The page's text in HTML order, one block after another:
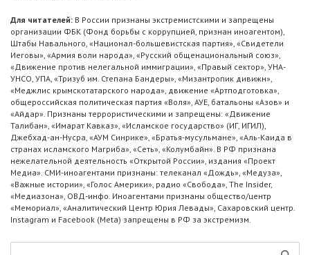
Для читателей: В России признаны экстремистскими и запрещены
организации ФБК (Фонд борьбы с коррупцией, признан иноагентом),
Штабы Навального, «Национал-большевистская партия», «Свидетели
Иеговы», «Армия воли народа», «Русский общенациональный союз»,
«Движение против нелегальной иммиграции», «Правый сектор», УНА-
УНСО, УПА, «Тризуб им. Степана Бандеры», «Мизантропик дивижн»,
«Меджлис крымскотатарского народа», движение «Артподготовка»,
общероссийская политическая партия «Воля», АУЕ, батальоны «Азов» и
«Айдар». Признаны террористическими и запрещены: «Движение
Талибан», «Имарат Кавказ», «Исламское государство» (ИГ, ИГИЛ),
Джебхад-ан-Нусра, «АУМ Синрике», «Братья-мусульмане», «Аль-Каида в
странах исламского Магриба», «Сеть», «Колумбайн». В РФ признана
нежелательной деятельность «Открытой России», издания «Проект
Медиа». СМИ-иноагентами признаны: телеканал «Дождь», «Медуза»,
«Важные истории», «Голос Америки», радио «Свобода», The Insider,
«Медиазона», ОВД-инфо. Иноагентами признаны общество/центр
«Мемориал», «Аналитический Центр Юрия Левады», Сахаровский центр.
Instagram и Facebook (Metа) запрещены в РФ за экстремизм.